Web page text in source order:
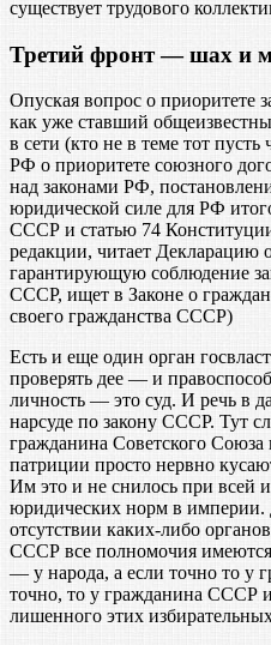
существует трудового
Третий фронт — шах и
Опуская вопрос о приоритете
как уже ставший
в сети (кто не в теме тот
РФ о приоритете союзного
над законами РФ,
юридической силе для РФ
СССР и статью 74
редакции, читает Декларацию
гарантирующую соблюдение
СССР, ищет в Законе о
своего гражданства СССР)
Есть и еще один орган
проверять дее — и
личность — это суд. И речь в
нарсуде по закону СССР. Тут
гражданина Советского Союза
патриции просто нервно
Им это и не снилось при всей
юридических норм в империи.
отсутствии каких-либо
СССР все полномочия
— у народа, а если точно то у
точно, то у гражданина СССР
лишенного этих